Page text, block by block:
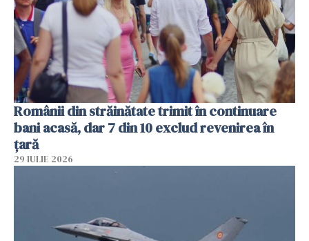
Românii din străinătate trimit în continuare
bani acasă, dar 7 din 10 exclud revenirea în
țară
29 IULIE 2026